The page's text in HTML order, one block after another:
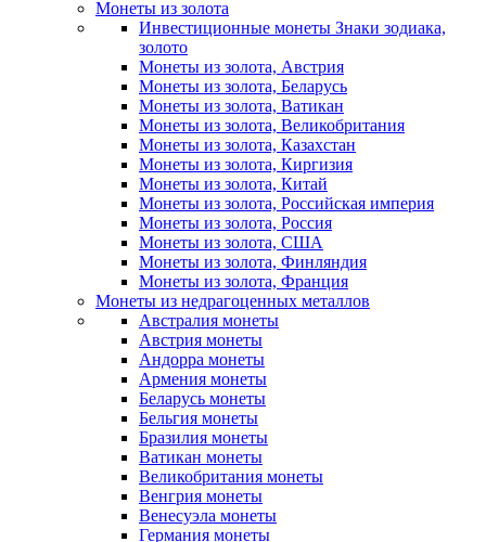
Монеты из золота
Инвестиционные монеты Знаки зодиака,
золото
Монеты из золота, Австрия
Монеты из золота, Беларусь
Монеты из золота, Ватикан
Монеты из золота, Великобритания
Монеты из золота, Казахстан
Монеты из золота, Киргизия
Монеты из золота, Китай
Монеты из золота, Российская империя
Монеты из золота, Россия
Монеты из золота, США
Монеты из золота, Финляндия
Монеты из золота, Франция
Монеты из недрагоценных металлов
Австралия монеты
Австрия монеты
Андорра монеты
Армения монеты
Беларусь монеты
Бельгия монеты
Бразилия монеты
Ватикан монеты
Великобритания монеты
Венгрия монеты
Венесуэла монеты
Германия монеты